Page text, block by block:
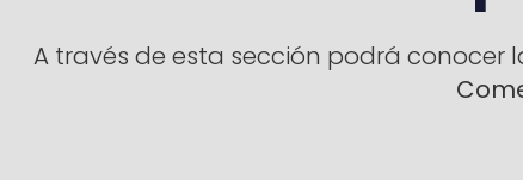
A través de esta sección podrá